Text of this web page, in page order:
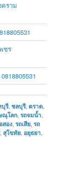
ราม
ชร
รี,ชลบุรี,ตราด,
ณุโลก,รถจมน้ำ,
สอง,รถเสีย,รถ
, สุโขทัย, อยุธยา,